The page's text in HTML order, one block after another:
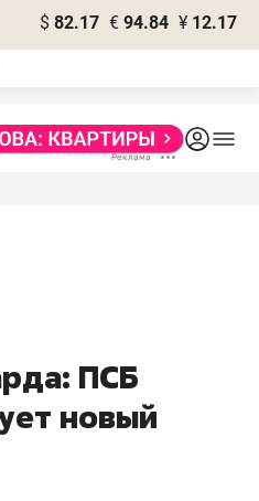
$ 82.17 € 94.84 ¥ 12.17
ПСБ
новый